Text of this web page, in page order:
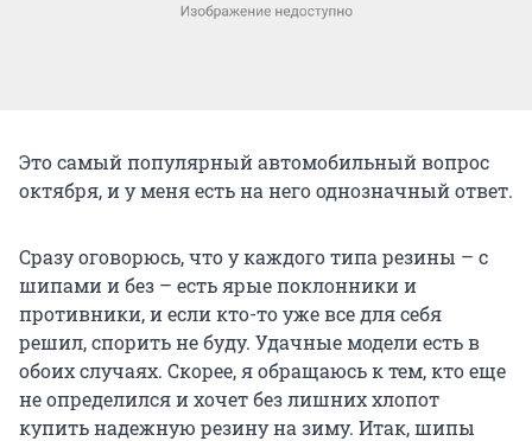
Это самый популярный автомобильный вопрос
октября, и у меня есть на него однозначный ответ.
Сразу оговорюсь, что у каждого типа резины – с
шипами и без – есть ярые поклонники и
противники, и если кто-то уже все для себя
решил, спорить не буду. Удачные модели есть в
обоих случаях. Скорее, я обращаюсь к тем, кто еще
не определился и хочет без лишних хлопот
купить надежную резину на зиму. Итак, шипы